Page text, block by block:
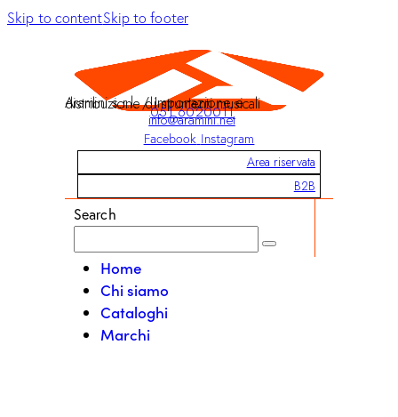
Skip to contentSkip to footer
Aramini s.r.l. / Importazione e distribuzione di strumenti musicali
051 6020011
info@aramini.net
Facebook Instagram
Area riservata
B2B
Search
Home
Chi siamo
Cataloghi
Marchi